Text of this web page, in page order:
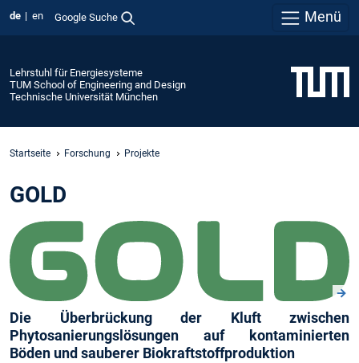
de en Google Suche Menü
Lehrstuhl für Energiesysteme
TUM School of Engineering and Design
Technische Universität München
Startseite Forschung Projekte
GOLD
Die Überbrückung der Kluft zwischen
Phytosanierungslösungen auf kontaminierten
Böden und sauberer Biokraftstoffproduktion